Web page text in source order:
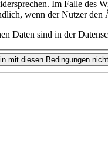
Im Falle des
wenn der Nutzer den
Daten sind in der